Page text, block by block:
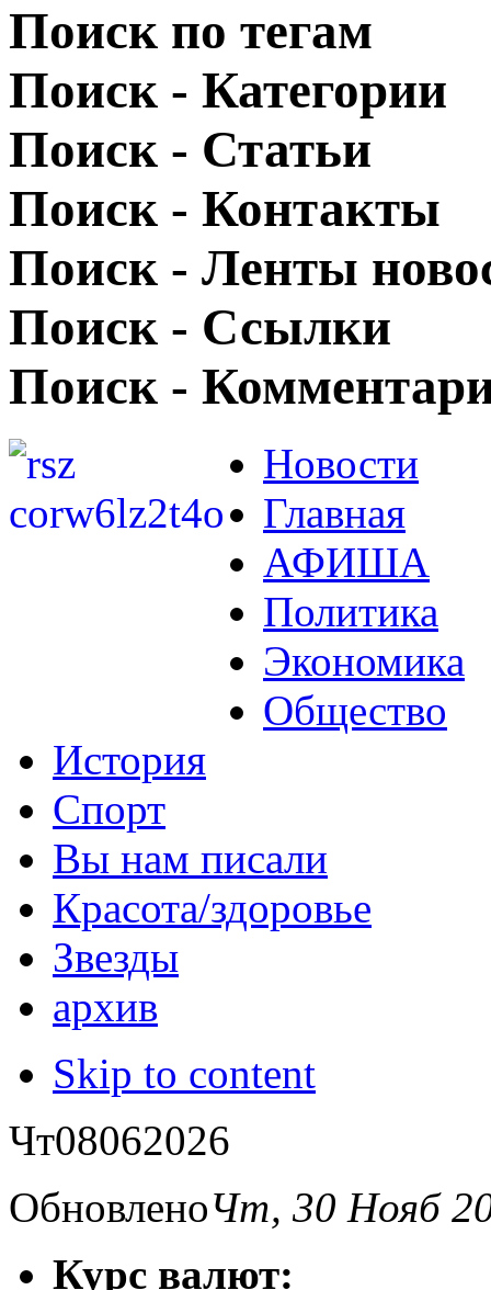
Поиск по тегам
Поиск - Категории
Поиск - Статьи
Поиск - Контакты
Поиск - Ленты
Поиск - Ссылки
Поиск -
Новости
Главная
АФИША
Политика
Экономика
Общество
История
Спорт
Вы нам писали
Красота/здоровье
Звезды
архив
Skip to content
Чт08062026
ОбновленоЧт, 30 Нояб
Курс валют: